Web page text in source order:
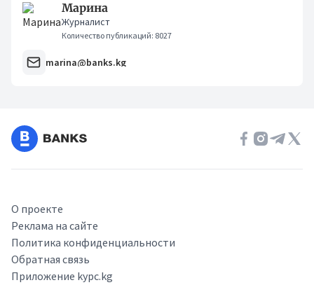
Марина
Журналист
Количество публикаций: 8027
marina@banks.kg
О проекте
Реклама на сайте
Политика конфиденциальности
Обратная связь
Приложение kypc.kg